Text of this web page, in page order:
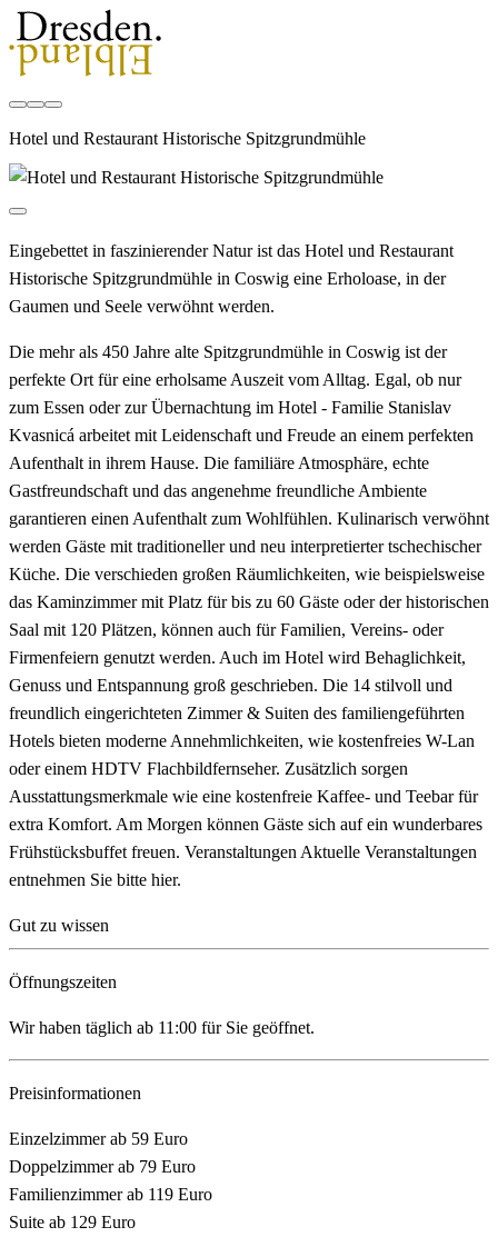
Hotel und Restaurant Historische Spitzgrundmühle
Eingebettet in faszinierender Natur ist das Hotel und Restaurant
Historische Spitzgrundmühle in Coswig eine Erholoase, in der
Gaumen und Seele verwöhnt werden.
Die mehr als 450 Jahre alte Spitzgrundmühle in Coswig ist der
perfekte Ort für eine erholsame Auszeit vom Alltag. Egal, ob nur
zum Essen oder zur Übernachtung im Hotel - Familie Stanislav
Kvasnicá arbeitet mit Leidenschaft und Freude an einem perfekten
Aufenthalt in ihrem Hause. Die familiäre Atmosphäre, echte
Gastfreundschaft und das angenehme freundliche Ambiente
garantieren einen Aufenthalt zum Wohlfühlen. Kulinarisch verwöhnt
werden Gäste mit traditioneller und neu interpretierter tschechischer
Küche. Die verschieden großen Räumlichkeiten, wie beispielsweise
das Kaminzimmer mit Platz für bis zu 60 Gäste oder der historischen
Saal mit 120 Plätzen, können auch für Familien, Vereins- oder
Firmenfeiern genutzt werden. Auch im Hotel wird Behaglichkeit,
Genuss und Entspannung groß geschrieben. Die 14 stilvoll und
freundlich eingerichteten Zimmer & Suiten des familiengeführten
Hotels bieten moderne Annehmlichkeiten, wie kostenfreies W-Lan
oder einem HDTV Flachbildfernseher. Zusätzlich sorgen
Ausstattungsmerkmale wie eine kostenfreie Kaffee- und Teebar für
extra Komfort. Am Morgen können Gäste sich auf ein wunderbares
Frühstücksbuffet freuen. Veranstaltungen Aktuelle Veranstaltungen
entnehmen Sie bitte hier.
Gut zu wissen
Öffnungszeiten
Wir haben täglich ab 11:00 für Sie geöffnet.
Preisinformationen
Einzelzimmer ab 59 Euro
Doppelzimmer ab 79 Euro
Familienzimmer ab 119 Euro
Suite ab 129 Euro